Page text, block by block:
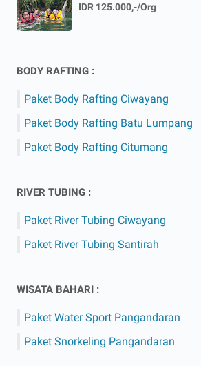
IDR 125.000,-/Org
BODY RAFTING :
Paket Body Rafting Ciwayang
Paket Body Rafting Batu Lumpang
Paket Body Rafting Citumang
RIVER TUBING :
Paket River Tubing Ciwayang
Paket River Tubing Santirah
WISATA BAHARI :
Paket Water Sport Pangandaran
Paket Snorkeling Pangandaran